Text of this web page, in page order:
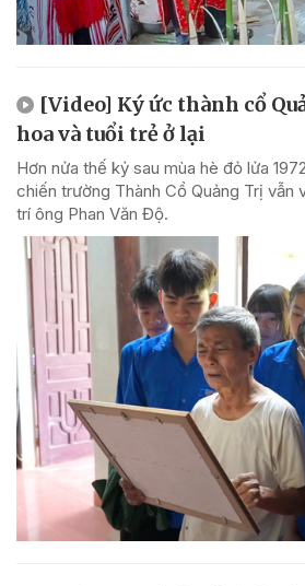
[Video] Ký ức thành cổ
hoa và tuổi trẻ ở lại
Hơn nửa thế kỷ sau mùa hè đỏ lửa
chiến trường Thành Cổ Quảng Trị vẫn
trí ông Phan Văn Độ.